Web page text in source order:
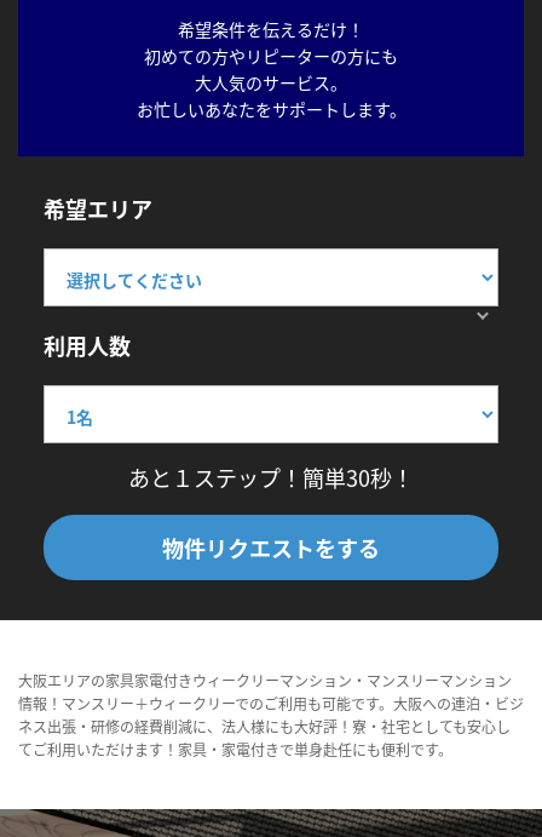
希望条件を伝えるだけ！
初めての方やリピーターの方にも
大人気のサービス。
お忙しいあなたをサポートします。
希望エリア
利用人数
あと１ステップ！簡単30秒！
物件リクエストをする
大阪エリアの家具家電付きウィークリーマンション・マンスリーマンション
情報！マンスリー＋ウィークリーでのご利用も可能です。大阪への連泊・ビジ
ネス出張・研修の経費削減に、法人様にも大好評！寮・社宅としても安心し
てご利用いただけます！家具・家電付きで単身赴任にも便利です。